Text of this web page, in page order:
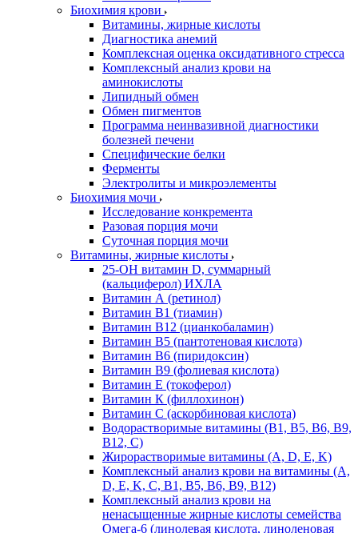
Биохимия крови
Витамины, жирные кислоты
Диагностика анемий
Комплексная оценка оксидативного стресса
Комплексный анализ крови на
аминокислоты
Липидный обмен
Обмен пигментов
Программа неинвазивной диагностики
болезней печени
Специфические белки
Ферменты
Электролиты и микроэлементы
Биохимия мочи
Исследование конкремента
Разовая порция мочи
Суточная порция мочи
Витамины, жирные кислоты
25-OH витамин D, суммарный
(кальциферол) ИХЛА
Витамин А (ретинол)
Витамин В1 (тиамин)
Витамин В12 (цианкобаламин)
Витамин В5 (пантотеновая кислота)
Витамин В6 (пиридоксин)
Витамин В9 (фолиевая кислота)
Витамин Е (токоферол)
Витамин К (филлохинон)
Витамин С (аскорбиновая кислота)
Водорастворимые витамины (B1, B5, B6, В9,
В12, С)
Жирорастворимые витамины (A, D, E, K)
Комплексный анализ крови на витамины (A,
D, E, K, C, B1, B5, B6, В9, B12)
Комплексный анализ крови на
ненасыщенные жирные кислоты семейства
Омега-6 (линолевая кислота, линоленовая